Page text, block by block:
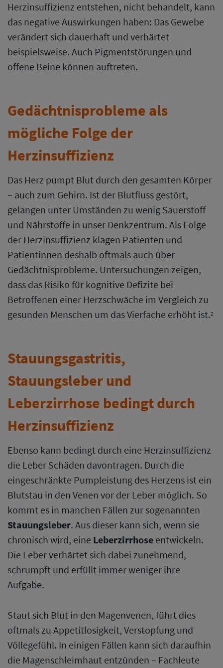
Herzinsuffizienz entstehen, nicht behandelt, kann
das negative Auswirkungen haben: Das Gewebe
verändert sich dauerhaft und verhärtet
beispielsweise. Auch Pigmentstörungen und
offene Beine können auftreten.
Gedächtnisprobleme als
mögliche Folge der
Herzinsuffizienz
Das Herz pumpt Blut durch den gesamten Körper
– auch zum Gehirn. Ist der Blutfluss gestört,
gelangen unter Umständen zu wenig Sauerstoff
und Nährstoffe in unser Denkzentrum. Als Folge
der Herzinsuffizienz klagen Patienten und
Patientinnen deshalb oftmals auch über
Gedächtnisprobleme. Untersuchungen zeigen,
dass das Risiko für kognitive Defizite bei
Betroffenen einer Herzschwäche im Vergleich zu
gesunden Menschen um das Vierfache erhöht ist.2
Stauungsgastritis,
Stauungsleber und
Leberzirrhose bedingt durch
Herzinsuffizienz
Ebenso kann bedingt durch eine Herzinsuffizienz
die Leber Schäden davontragen. Durch die
eingeschränkte Pumpleistung des Herzens ist ein
Blutstau in den Venen vor der Leber möglich. So
kommt es in manchen Fällen zur sogenannten
Stauungsleber. Aus dieser kann sich, wenn sie
chronisch wird, eine Leberzirrhose entwickeln.
Die Leber verhärtet sich dabei zunehmend,
schrumpft und erfüllt immer weniger ihre
Aufgabe.
Staut sich Blut in den Magenvenen, führt dies
oftmals zu Appetitlosigkeit, Verstopfung und
Völlegefühl. In einigen Fällen kann sich daraufhin
die Magenschleimhaut entzünden – Fachleute